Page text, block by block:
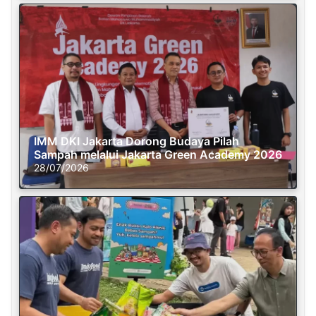
IMM DKI Jakarta Dorong Budaya Pilah
Sampah melalui Jakarta Green Academy 2026
28/07/2026